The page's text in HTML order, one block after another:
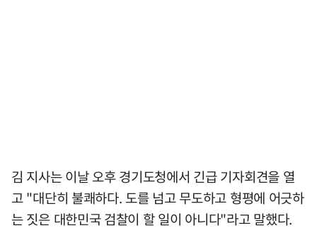
김 지사는 이날 오후 경기도청에서 긴급 기자회견을 열
고 "대단히 불쾌하다. 도를 넘고 무도하고 형평에 어긋하
는 짓은 대한민국 검찰이 할 일이 아니다"라고 말했다.